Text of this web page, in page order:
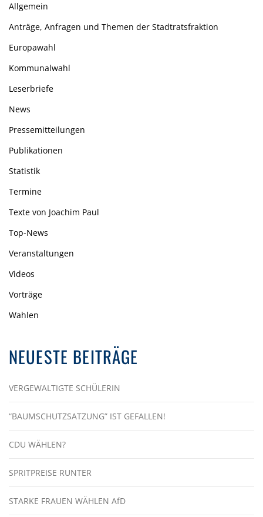
Allgemein
Anträge, Anfragen und Themen der Stadtratsfraktion
Europawahl
Kommunalwahl
Leserbriefe
News
Pressemitteilungen
Publikationen
Statistik
Termine
Texte von Joachim Paul
Top-News
Veranstaltungen
Videos
Vorträge
Wahlen
NEUESTE BEITRÄGE
VERGEWALTIGTE SCHÜLERIN
“BAUMSCHUTZSATZUNG” IST GEFALLEN!
CDU WÄHLEN?
SPRITPREISE RUNTER
STARKE FRAUEN WÄHLEN AfD